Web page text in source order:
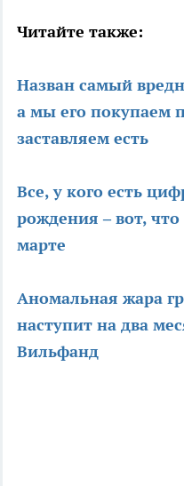
Читайте также:
Назван самый
а мы его покупаем
заставляем есть
Все, у кого есть
рождения – вот, что
марте
Аномальная жара
наступит на два
Вильфанд